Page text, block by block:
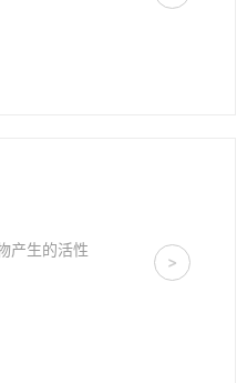
产生的活性
>